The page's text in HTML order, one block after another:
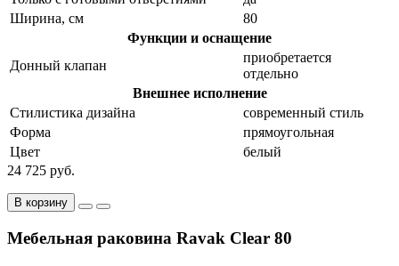
Ширина, см
80
Функции и оснащение
Донный клапан
приобретается
отдельно
Внешнее исполнение
Стилистика дизайна
современный стиль
Форма
прямоугольная
Цвет
белый
24 725 руб.
В корзину
Мебельная раковина Ravak Clear 80